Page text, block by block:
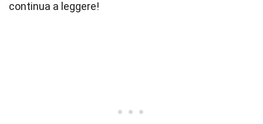
continua a leggere!